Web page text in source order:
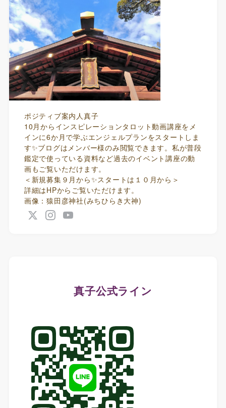
ポジティブ案内人真子
10月からインスピレーションタロット動画講座をメ
インに6か月で学ぶエンジェルプランをスタートしま
す✨ブログはメンバー様のみ閲覧できます。私が普段
鑑定で使っている資料など過去のイベント講座の動
画もご覧いただけます。
＜新規募集９月から✨スタートは１０月から＞
詳細はHPからご覧いただけます。
画像：猿田彦神社(みちひらき大神)
真子公式ライン